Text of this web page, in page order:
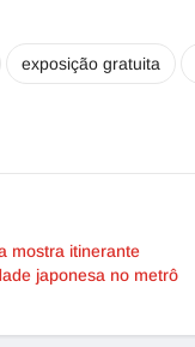
exposição gratuita
mostra itinerante
japonesa no metrô